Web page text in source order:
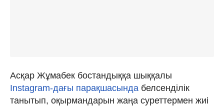
Асқар Жұмабек бостандыққа шыққалы
Instagram-дағы парақшасында белсенділік
танытып, оқырмандарын жаңа суреттермен жиі